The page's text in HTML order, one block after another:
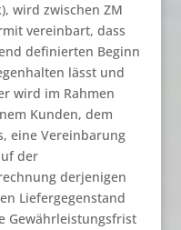
wird zwischen ZM
vereinbart, dass
definierten Beginn
lässt und
wird im Rahmen
Kunden, dem
eine Vereinbarung
der
derjenigen
Liefergegenstand
Gewährleistungsfrist